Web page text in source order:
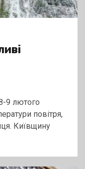
9 лютого
повітря,
Київщину